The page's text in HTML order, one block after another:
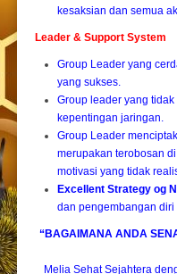
kesaksian dan semua
Leader & Support System
Group Leader yang
yang sukses.
Group leader yang
kepentingan jaringan.
Group Leader
merupakan terobosan
motivasi yang tidak
Excellent Strategy og
dan pengembangan diri
“BAGAIMANA ANDA
Melia Sehat Sejahtera